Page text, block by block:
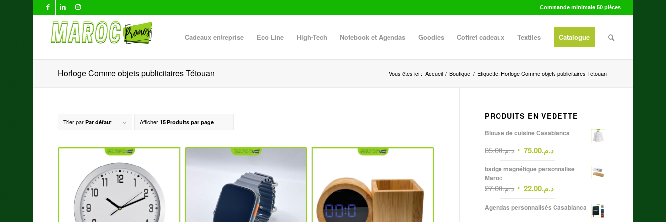
Commande minimale 50 pièces
Cadeaux entreprise Eco Line High-Tech Notebook et Agendas Goodies Coffret cadeaux Textiles Catalogue
Horloge Comme objets publicitaires Tétouan Vous êtes ici : Accueil / Boutique / Etiquette: Horloge Comme objets publicitaires Tétouan
Trier parPar défaut Afficher15 Produits par page
PRODUITS EN VEDETTE
Blouse de cuisine Casablanca
د.م.85.00 د.م.75.00
badge magnétique personnalise
Maroc
د.م.27.00 د.م.22.00
Agendas personnalisés Casablanca